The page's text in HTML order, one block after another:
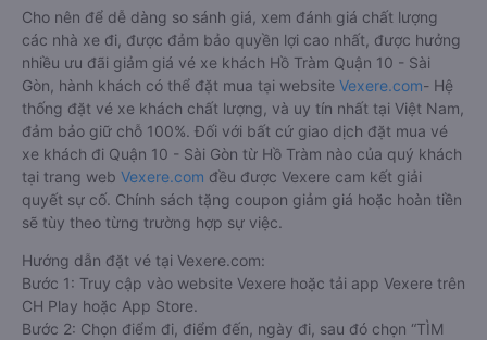
Cho nên để dễ dàng so sánh giá, xem đánh giá chất lượng
các nhà xe đi, được đảm bảo quyền lợi cao nhất, được hưởng
nhiều ưu đãi giảm giá vé xe khách Hồ Tràm Quận 10 - Sài
Gòn, hành khách có thể đặt mua tại website Vexere.com- Hệ
thống đặt vé xe khách chất lượng, và uy tín nhất tại Việt Nam,
đảm bảo giữ chỗ 100%. Đối với bất cứ giao dịch đặt mua vé
xe khách đi Quận 10 - Sài Gòn từ Hồ Tràm nào của quý khách
tại trang web Vexere.com đều được Vexere cam kết giải
quyết sự cố. Chính sách tặng coupon giảm giá hoặc hoàn tiền
sẽ tùy theo từng trường hợp sự việc.
Hướng dẫn đặt vé tại Vexere.com:
Bước 1: Truy cập vào website Vexere hoặc tải app Vexere trên
CH Play hoặc App Store.
Bước 2: Chọn điểm đi, điểm đến, ngày đi, sau đó chọn “TÌM